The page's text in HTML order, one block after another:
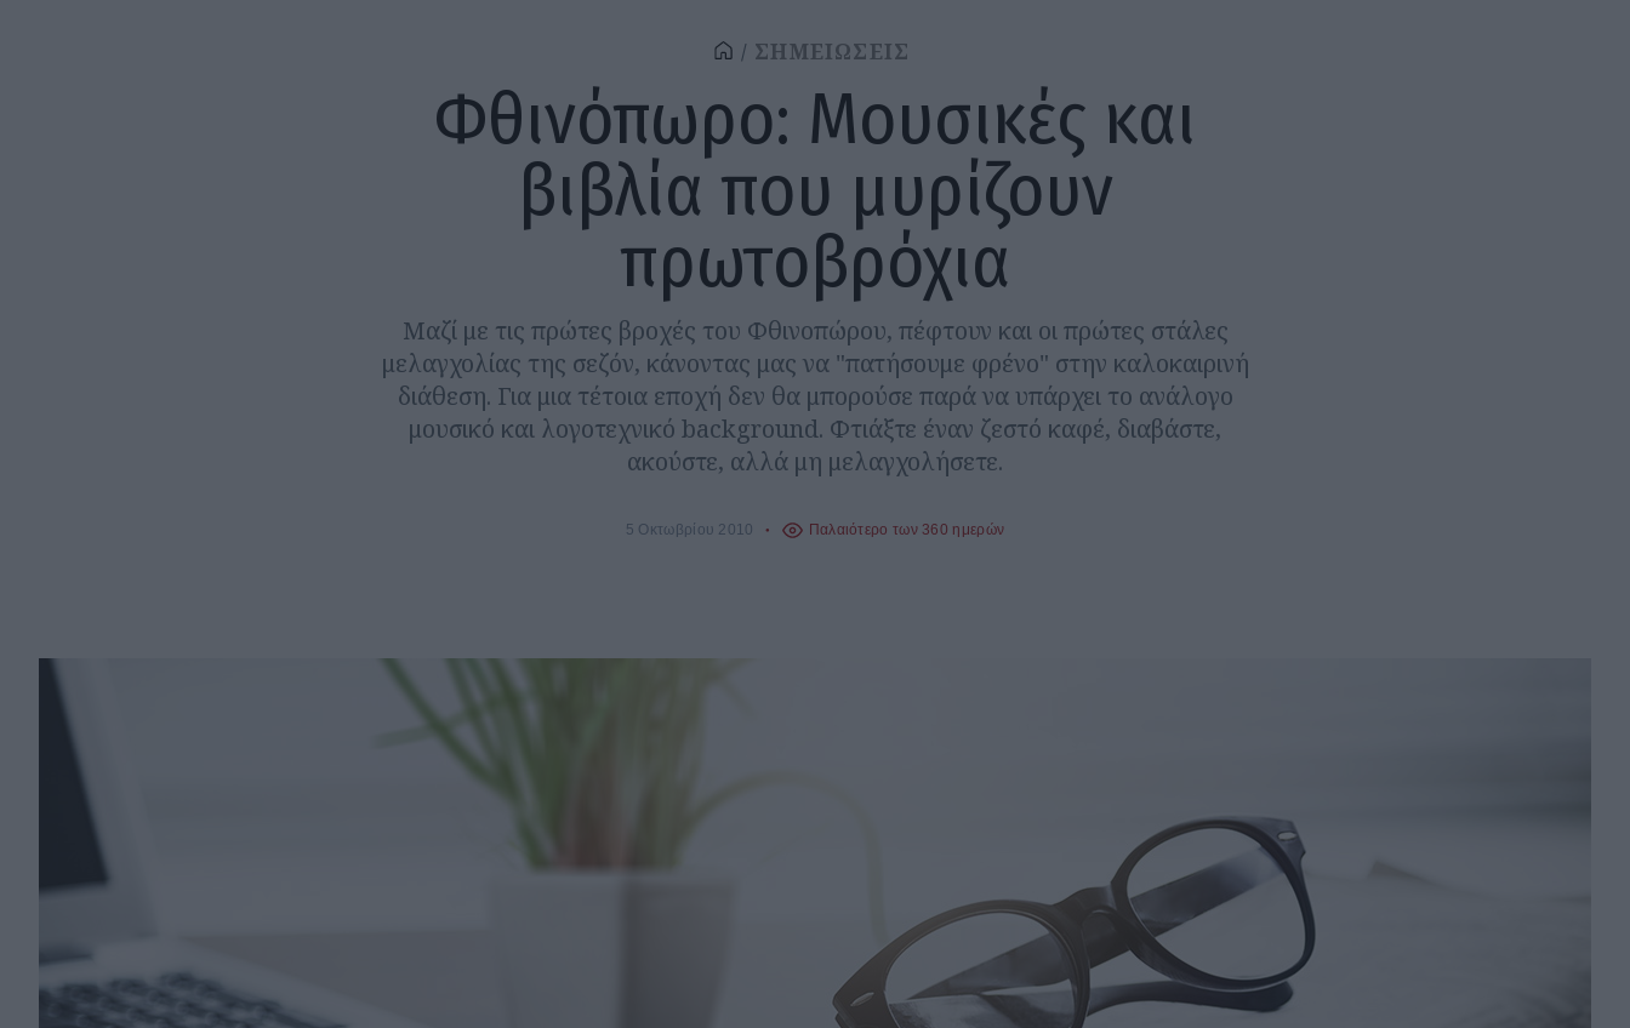
ΣΗΜΕΙΩΣΕΙΣ
Φθινόπωρο: Μουσικές και
βιβλία που μυρίζουν
πρωτοβρόχια
Μαζί με τις πρώτες βροχές του Φθινοπώρου, πέφτουν και οι πρώτες στάλες
μελαγχολίας της σεζόν, κάνοντας μας να "πατήσουμε φρένο" στην καλοκαιρινή
διάθεση. Για μια τέτοια εποχή δεν θα μπορούσε παρά να υπάρχει το ανάλογο
μουσικό και λογοτεχνικό background. Φτιάξτε έναν ζεστό καφέ, διαβάστε,
ακούστε, αλλά μη μελαγχολήσετε.
5 Οκτωβρίου 2010 Παλαιότερο των 360 ημερών